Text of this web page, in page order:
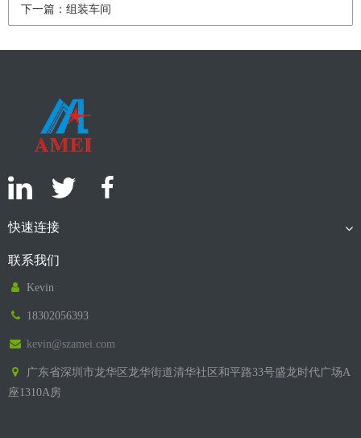
下一篇：组装车间
快速连接
联系我们
Kevin
18302056393
kevin@szamei.com
广东省深圳市龙华区龙华街道清华社区和平路33号盛龙时代广场A
座1310A房